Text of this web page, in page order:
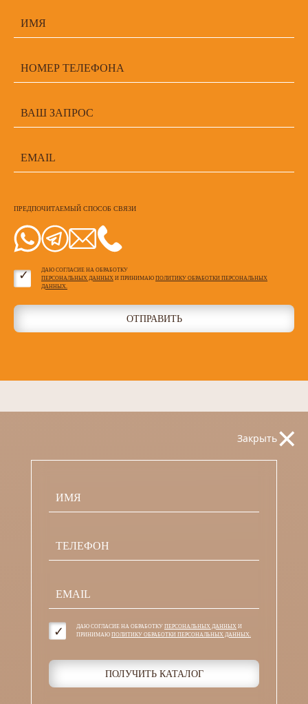
ПРЕДПОЧИТАЕМЫЙ СПОСОБ СВЯЗИ
ДАЮ СОГЛАСИЕ НА ОБРАБОТКУ
ПЕРСОНАЛЬНЫХ ДАННЫХ И ПРИНИМАЮ ПОЛИТИКУ ОБРАБОТКИ ПЕРСОНАЛЬНЫХ
ДАННЫХ.
ОТПРАВИТЬ
Закрыть×
ДАЮ СОГЛАСИЕ НА ОБРАБОТКУ ПЕРСОНАЛЬНЫХ ДАННЫХ И
ПРИНИМАЮ ПОЛИТИКУ ОБРАБОТКИ ПЕРСОНАЛЬНЫХ ДАННЫХ.
ПОЛУЧИТЬ КАТАЛОГ